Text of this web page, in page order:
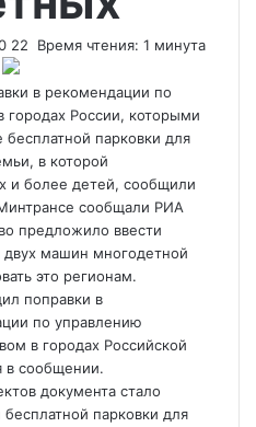
22 Время чтения: 1 минута
в рекомендации по
городах России, которыми
бесплатной парковки для
в которой
и более детей, сообщили
сообщали РИА
предложило ввести
двух машин многодетной
это регионам.
поправки в
по управлению
в городах Российской
в сообщении.
документа стало
парковки для